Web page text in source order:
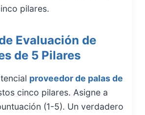
pilares.
Evaluación de
de 5 Pilares
proveedor de palas de
cinco pilares. Asigne a
(1-5). Un verdadero